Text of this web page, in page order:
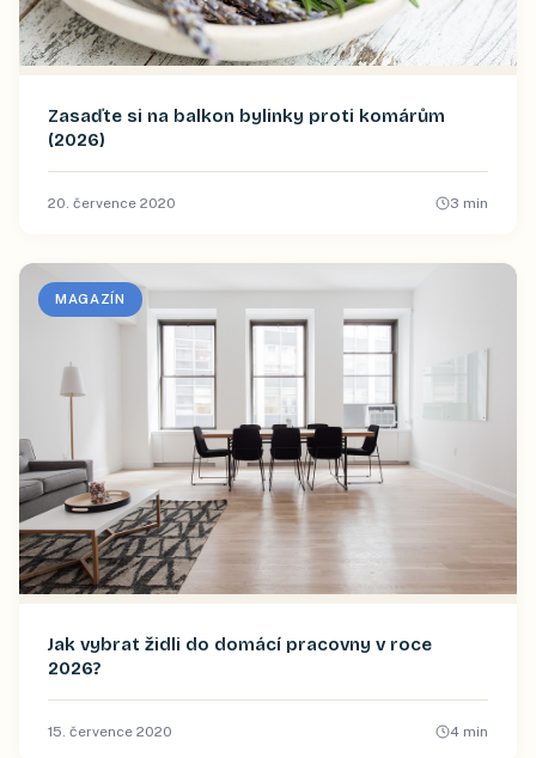
Zasaďte si na balkon bylinky proti komárům
(2026)
20. července 2020 3 min
MAGAZÍN
Jak vybrat židli do domácí pracovny v roce
2026?
15. července 2020 4 min